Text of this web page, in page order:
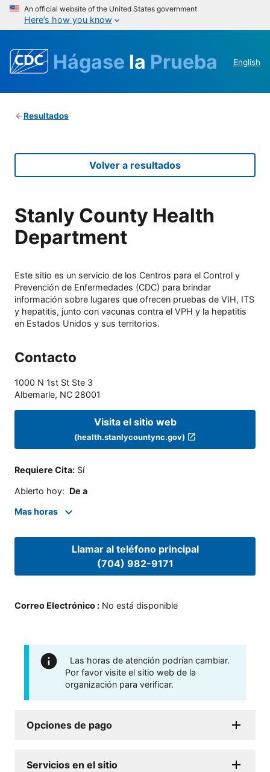
An official website of the United States government
Here’s how you know
Hágase la Prueba English
Resultados
Volver a resultados
Stanly County Health
Department
Este sitio es un servicio de los Centros para el Control y
Prevención de Enfermedades (CDC) para brindar
información sobre lugares que ofrecen pruebas de VIH, ITS
y hepatitis, junto con vacunas contra el VPH y la hepatitis
en Estados Unidos y sus territorios.
Contacto
1000 N 1st St Ste 3
Albemarle, NC 28001
Visita el sitio web
(health.stanlycountync.gov)
Requiere Cita: Sí
Abierto hoy: De a
Mas horas
Llamar al teléfono principal
(704) 982-9171
Correo Electrónico : No está disponible
Las horas de atención podrían cambiar.
Por favor visite el sitio web de la
organización para verificar.
Opciones de pago
Servicios en el sitio